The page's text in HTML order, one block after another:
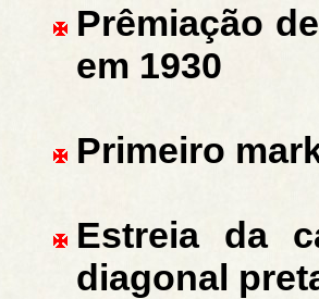
Prêmiação
em 1930
Primeiro
Estreia da
diagonal